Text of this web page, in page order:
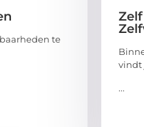
te
vindt
...